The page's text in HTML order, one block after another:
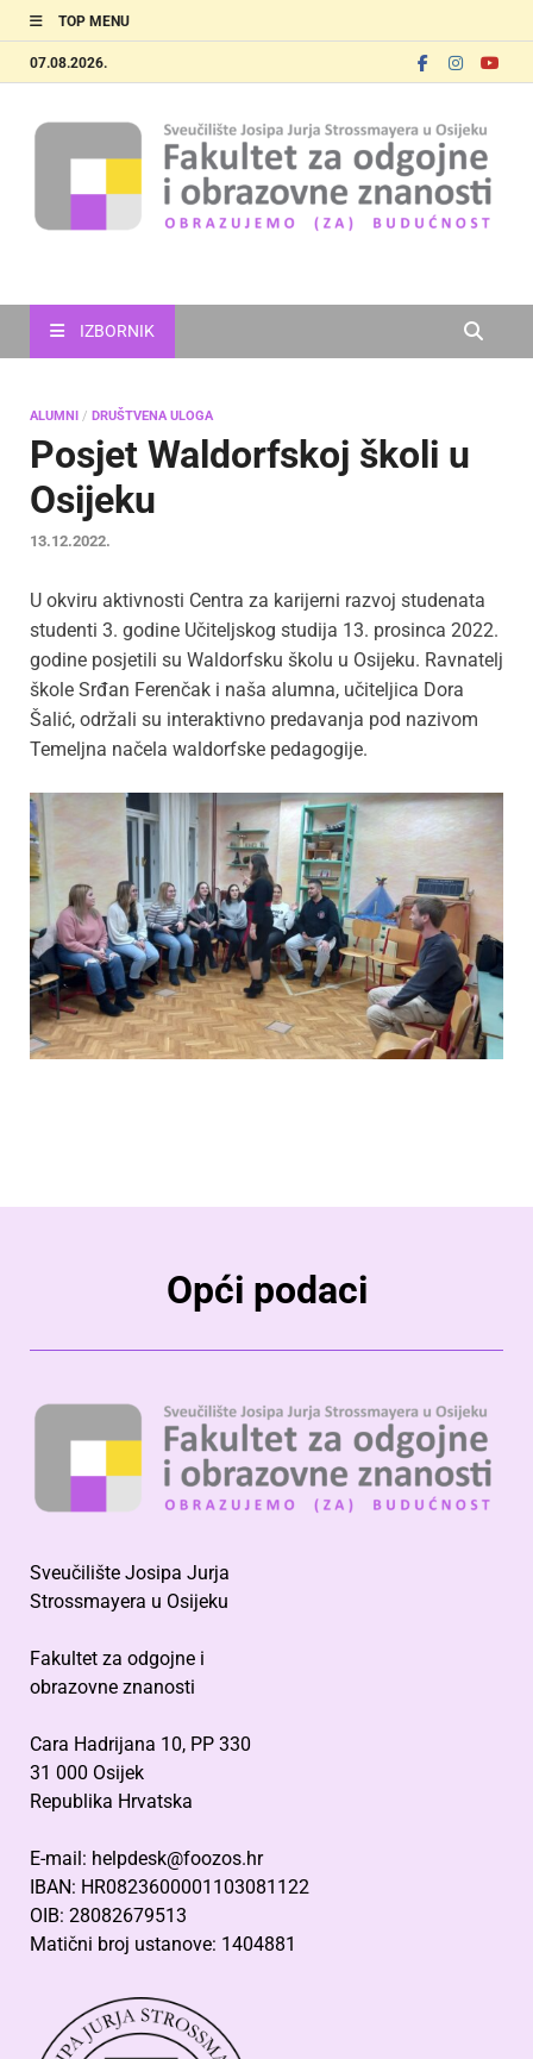
TOP MENU
07.08.2026.
IZBORNIK
ALUMNI / DRUŠTVENA ULOGA
Posjet Waldorfskoj školi u
Osijeku
13.12.2022.
U okviru aktivnosti Centra za karijerni razvoj studenata
studenti 3. godine Učiteljskog studija 13. prosinca 2022.
godine posjetili su Waldorfsku školu u Osijeku. Ravnatelj
škole Srđan Ferenčak i naša alumna, učiteljica Dora
Šalić, održali su interaktivno predavanja pod nazivom
Temeljna načela waldorfske pedagogije.
Opći podaci
Sveučilište Josipa Jurja
Strossmayera u Osijeku
Fakultet za odgojne i
obrazovne znanosti
Cara Hadrijana 10, PP 330
31 000 Osijek
Republika Hrvatska
E-mail: helpdesk@foozos.hr
IBAN: HR0823600001103081122
OIB: 28082679513
Matični broj ustanove: 1404881